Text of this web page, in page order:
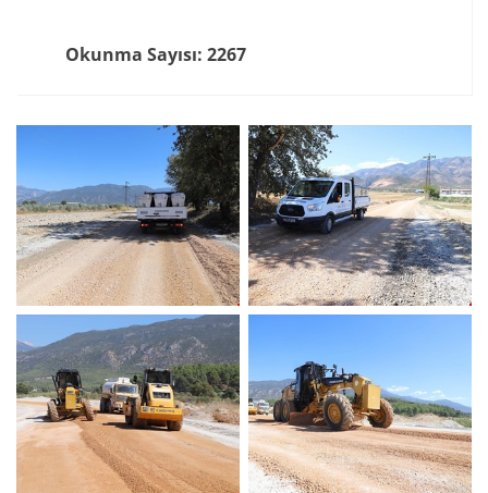
Okunma Sayısı: 2267